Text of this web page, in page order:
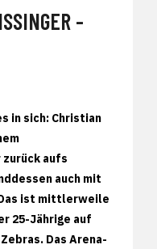
-
in sich: Christian
aufs
auch mit
ist mittlerweile
25-Jährige auf
Das Arena-